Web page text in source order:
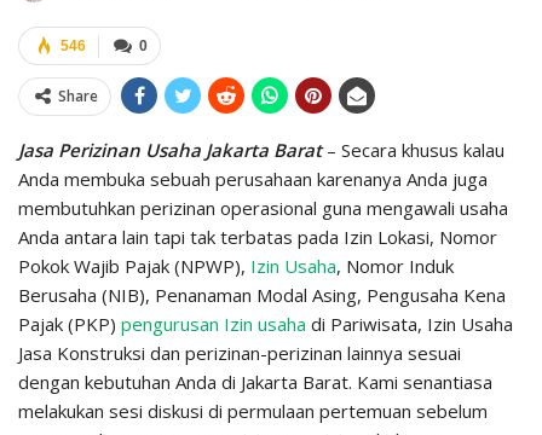
0
546
Share
Jasa Perizinan Usaha Jakarta Barat– Secara khusus kalau
Anda membuka sebuah perusahaan karenanya Anda juga
membutuhkan perizinan operasional guna mengawali usaha
Anda antara lain tapi tak terbatas pada Izin Lokasi, Nomor
Pokok Wajib Pajak (NPWP), Izin Usaha, Nomor Induk
Berusaha (NIB), Penanaman Modal Asing, Pengusaha Kena
Pajak (PKP) pengurusan Izin usaha di Pariwisata, Izin Usaha
Jasa Konstruksi dan perizinan-perizinan lainnya sesuai
dengan kebutuhan Anda di Jakarta Barat. Kami senantiasa
melakukan sesi diskusi di permulaan pertemuan sebelum